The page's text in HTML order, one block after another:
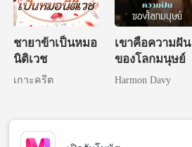
ชายาข้าเป็นหมอ
นิติเวช
เกาะครีต
เขาคือความฝัน
ของโลกมนุษย์
Harmon Davy